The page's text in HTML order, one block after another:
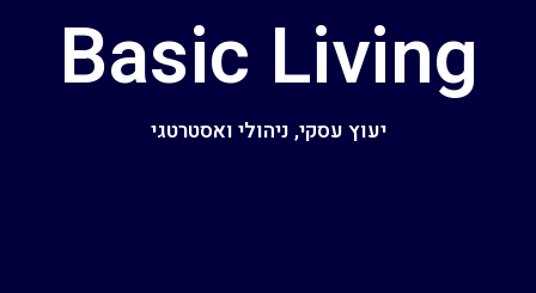
Basic Living
יעוץ עסקי, ניהולי ואסטרטגי